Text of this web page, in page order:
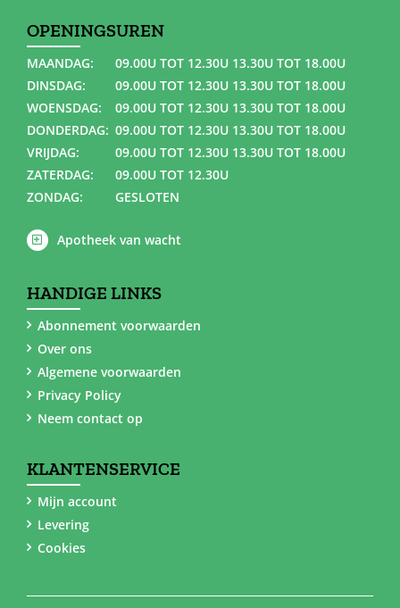
OPENINGSUREN
MAANDAG:
09.00U TOT 12.30U 13.30U TOT 18.00U
DINSDAG:
09.00U TOT 12.30U 13.30U TOT 18.00U
WOENSDAG:
09.00U TOT 12.30U 13.30U TOT 18.00U
DONDERDAG: 09.00U TOT 12.30U 13.30U TOT 18.00U
VRIJDAG:
09.00U TOT 12.30U 13.30U TOT 18.00U
ZATERDAG:
09.00U TOT 12.30U
ZONDAG:
GESLOTEN
Apotheek van wacht
HANDIGE LINKS
Abonnement voorwaarden
Over ons
Algemene voorwaarden
Privacy Policy
Neem contact op
KLANTENSERVICE
Mijn account
Levering
Cookies